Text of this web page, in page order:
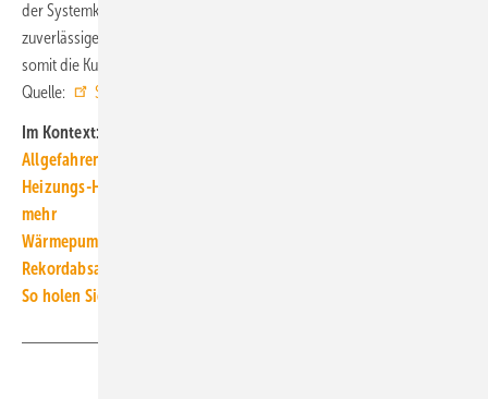
der Systemkomponenten, sondern gewährleistet überdies einen
zuverlässigen, energieeffizienten Wärmepumpenbetrieb und stellt
somit die Kundenzufriedenheit sicher. ■
Quelle:
Stiebel Eltron
Im Kontext:
Allgefahrenversicherung: Viessmann Wärmepumpen Protect
Heizungs-Hammer: thermondo verkauft keine Gas-Heizungen
mehr
Wärmepumpen-Partner: EWE und Viessmann Climate Solutions
Rekordabsatz: 2023 wurden 1,3 Mio. Wärmeerzeuger verkauft
So holen Sie einen Teil der Wärmepumpen-Stromkosten zurück